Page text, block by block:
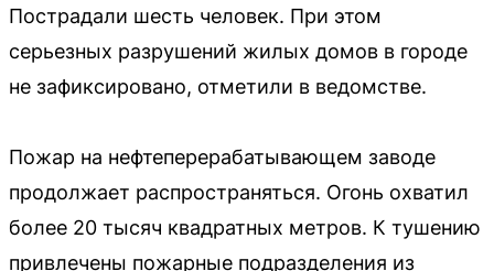
Пострадали шесть человек. При этом
серьезных разрушений жилых домов в городе
не зафиксировано, отметили в ведомстве.
Пожар на нефтеперерабатывающем заводе
продолжает распространяться. Огонь охватил
более 20 тысяч квадратных метров. К тушению
привлечены пожарные подразделения из